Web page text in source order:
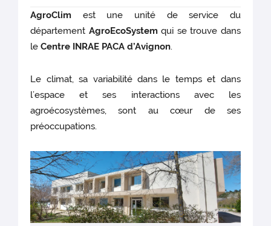
AgroClim est une unité de service du
département AgroEcoSystemqui se trouve dans
le Centre INRAE PACA d’Avignon.
Le climat, sa variabilité dans le temps et dans
l’espace et ses interactions avec les
agroécosystèmes, sont au cœur de ses
préoccupations.